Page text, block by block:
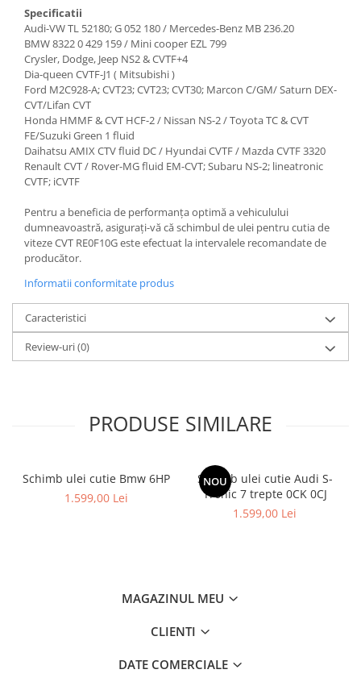
Specificatii
Audi-VW TL 52180; G 052 180 / Mercedes-Benz MB 236.20
BMW 8322 0 429 159 / Mini cooper EZL 799
Crysler, Dodge, Jeep NS2 & CVTF+4
Dia-queen CVTF-J1 ( Mitsubishi )
Ford M2C928-A; CVT23; CVT23; CVT30; Marcon C/GM/ Saturn DEX-
CVT/Lifan CVT
Honda HMMF & CVT HCF-2 / Nissan NS-2 / Toyota TC & CVT
FE/Suzuki Green 1 fluid
Daihatsu AMIX CTV fluid DC / Hyundai CVTF / Mazda CVTF 3320
Renault CVT / Rover-MG fluid EM-CVT; Subaru NS-2; lineatronic
CVTF; iCVTF
Pentru a beneficia de performanța optimă a vehiculului
dumneavoastră, asigurați-vă că schimbul de ulei pentru cutia de
viteze CVT RE0F10G este efectuat la intervalele recomandate de
producător.
Informatii conformitate produs
Caracteristici
Review-uri(0)
PRODUSE SIMILARE
Schimb ulei cutie Bmw 6HP
1.599,00 Lei
NOU
Schimb ulei cutie Audi S-
Tronic 7 trepte 0CK 0CJ
1.599,00 Lei
MAGAZINUL MEU
CLIENTI
DATE COMERCIALE